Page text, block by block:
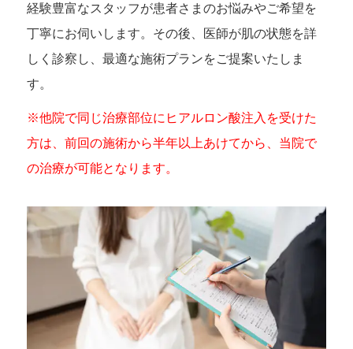
経験豊富なスタッフが患者さまのお悩みやご希望を
丁寧にお伺いします。その後、医師が肌の状態を詳
しく診察し、最適な施術プランをご提案いたしま
す。
※他院で同じ治療部位にヒアルロン酸注入を受けた
方は、前回の施術から半年以上あけてから、当院で
の治療が可能となります。